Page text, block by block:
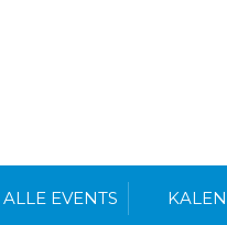
ALLE EVENTS